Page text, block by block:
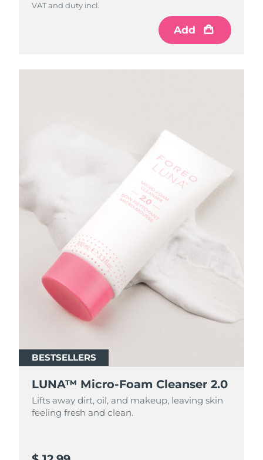
VAT and duty incl.
Add
BESTSELLERS
LUNA™ Micro-Foam Cleanser 2.0
Lifts away dirt, oil, and makeup, leaving skin
feeling fresh and clean.
BESTSELLERS
LUNA™ Micro-Foam Cleanser 2.0
Lifts away dirt, oil, and makeup, leaving skin
feeling fresh and clean.